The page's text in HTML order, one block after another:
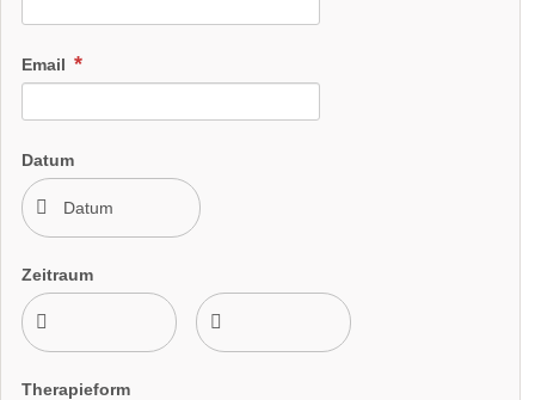
Email
Datum
Zeitraum
Therapieform